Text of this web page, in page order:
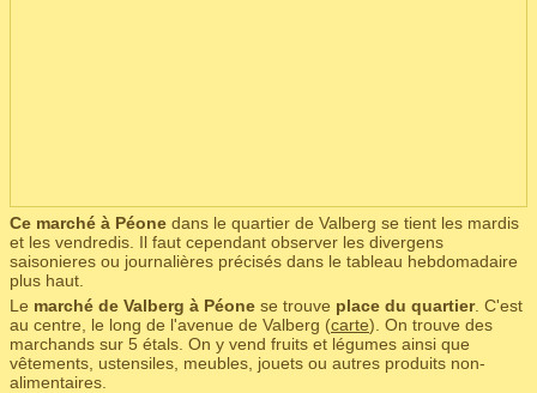
Ce marché à Péone dans le quartier de Valberg se tient les mardis
et les vendredis. Il faut cependant observer les divergens
saisonieres ou journalières précisés dans le tableau hebdomadaire
plus haut.
Le marché de Valberg à Péone se trouve place du quartier. C'est
au centre, le long de l'avenue de Valberg (carte). On trouve des
marchands sur 5 étals. On y vend fruits et légumes ainsi que
vêtements, ustensiles, meubles, jouets ou autres produits non-
alimentaires.